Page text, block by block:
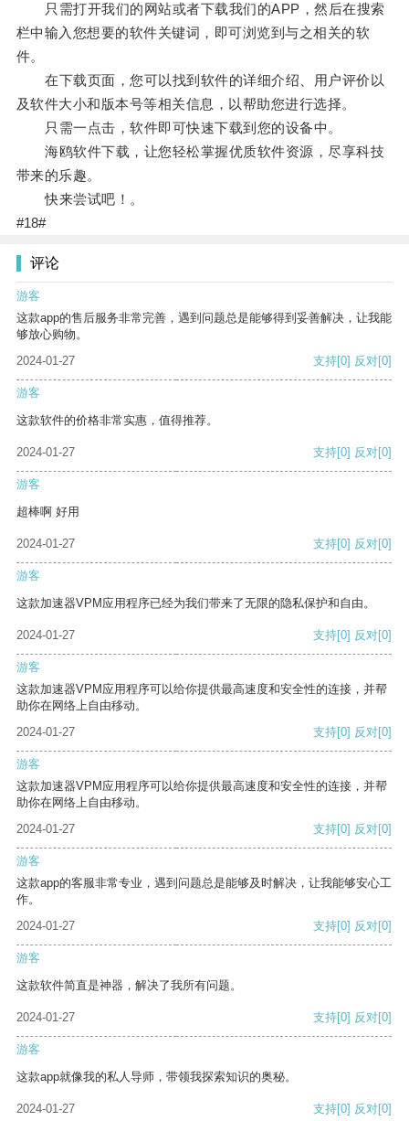
只需打开我们的网站或者下载我们的APP，然后在搜索
栏中输入您想要的软件关键词，即可浏览到与之相关的软
件。
在下载页面，您可以找到软件的详细介绍、用户评价以
及软件大小和版本号等相关信息，以帮助您进行选择。
只需一点击，软件即可快速下载到您的设备中。
海鸥软件下载，让您轻松掌握优质软件资源，尽享科技
带来的乐趣。
快来尝试吧！。
#18#
评论
游客
这款app的售后服务非常完善，遇到问题总是能够得到妥善解决，让我能
够放心购物。
2024-01-27
支持[0] 反对[0]
游客
这款软件的价格非常实惠，值得推荐。
2024-01-27 支持[0] 反对[0]
游客
超棒啊 好用
2024-01-27 支持[0] 反对[0]
游客
这款加速器VPM应用程序已经为我们带来了无限的隐私保护和自由。
2024-01-27 支持[0] 反对[0]
游客
这款加速器VPM应用程序可以给你提供最高速度和安全性的连接，并帮
助你在网络上自由移动。
2024-01-27
支持[0] 反对[0]
游客
这款加速器VPM应用程序可以给你提供最高速度和安全性的连接，并帮
助你在网络上自由移动。
2024-01-27
支持[0] 反对[0]
游客
这款app的客服非常专业，遇到问题总是能够及时解决，让我能够安心工
作。
2024-01-27
支持[0] 反对[0]
游客
这款软件简直是神器，解决了我所有问题。
2024-01-27 支持[0] 反对[0]
游客
这款app就像我的私人导师，带领我探索知识的奥秘。
2024-01-27 支持[0] 反对[0]